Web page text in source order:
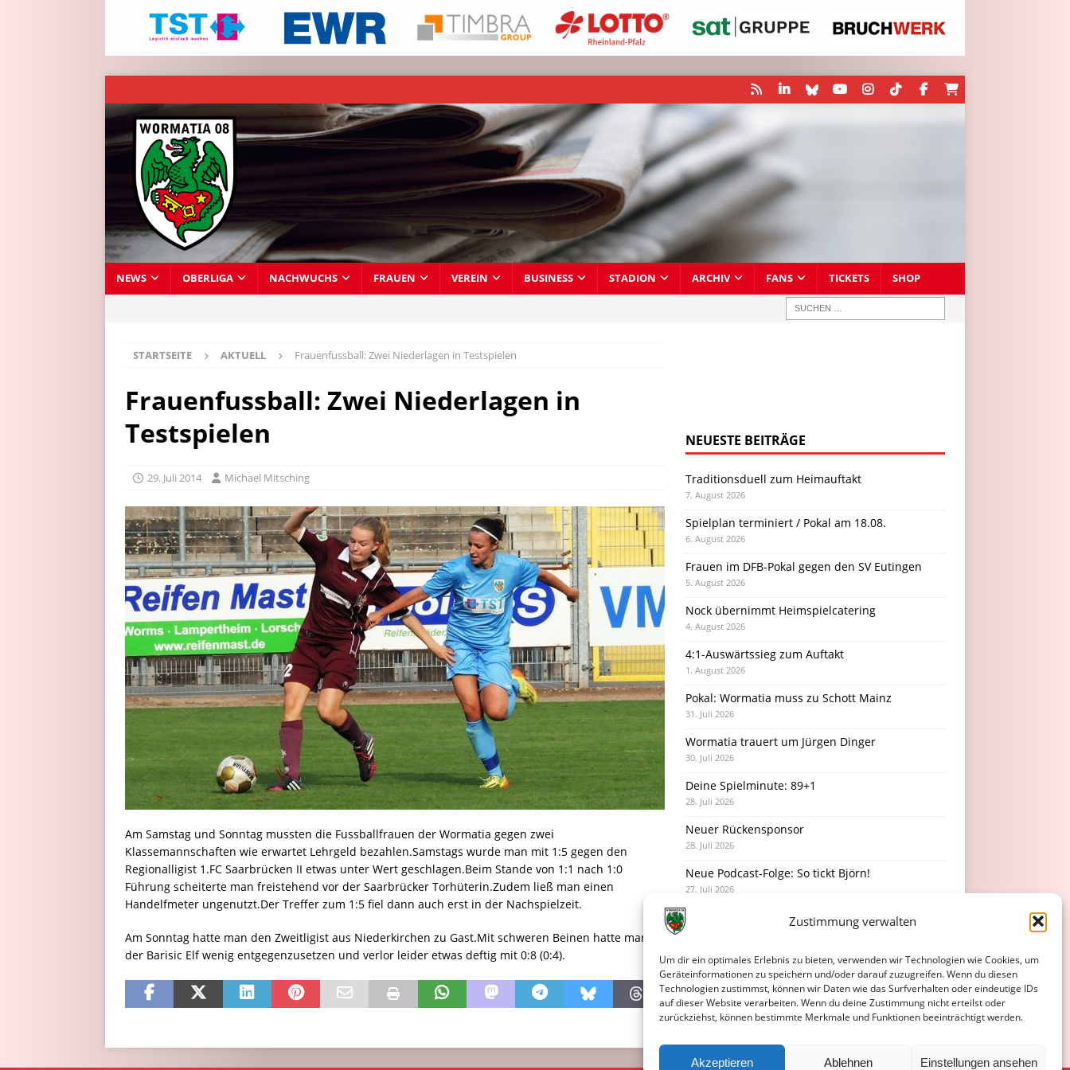
Zustimmung verwalten
Um dir ein optimales Erlebnis zu bieten, verwenden wir Technologien wie Cookies, um
Geräteinformationen zu speichern und/oder darauf zuzugreifen. Wenn du diesen
Technologien zustimmst, können wir Daten wie das Surfverhalten oder eindeutige IDs
auf dieser Website verarbeiten. Wenn du deine Zustimmung nicht erteilst oder
zurückziehst, können bestimmte Merkmale und Funktionen beeinträchtigt werden.
Akzeptieren Ablehnen Einstellungen ansehen
NEWS OBERLIGA NACHWUCHS FRAUEN VEREIN BUSINESS STADION ARCHIV FANS TICKETS SHOP
STARTSEITE AKTUELL Frauenfussball: Zwei Niederlagen in Testspielen
Frauenfussball: Zwei Niederlagen in
Testspielen
29. Juli 2014 Michael Mitsching
Am Samstag und Sonntag mussten die Fussballfrauen der Wormatia gegen zwei
Klassemannschaften wie erwartet Lehrgeld bezahlen.Samstags wurde man mit 1:5 gegen den
Regionalligist 1.FC Saarbrücken II etwas unter Wert geschlagen.Beim Stande von 1:1 nach 1:0
Führung scheiterte man freistehend vor der Saarbrücker Torhüterin.Zudem ließ man einen
Handelfmeter ungenutzt.Der Treffer zum 1:5 fiel dann auch erst in der Nachspielzeit.
Am Sonntag hatte man den Zweitligist aus Niederkirchen zu Gast.Mit schweren Beinen hatte man
der Barisic Elf wenig entgegenzusetzen und verlor leider etwas deftig mit 0:8 (0:4).
NEUESTE BEITRÄGE
Traditionsduell zum Heimauftakt
7. August 2026
Spielplan terminiert / Pokal am 18.08.
6. August 2026
Frauen im DFB-Pokal gegen den SV Eutingen
5. August 2026
Nock übernimmt Heimspielcatering
4. August 2026
4:1-Auswärtssieg zum Auftakt
1. August 2026
Pokal: Wormatia muss zu Schott Mainz
31. Juli 2026
Wormatia trauert um Jürgen Dinger
30. Juli 2026
Deine Spielminute: 89+1
28. Juli 2026
Neuer Rückensponsor
28. Juli 2026
Neue Podcast-Folge: So tickt Björn!
27. Juli 2026